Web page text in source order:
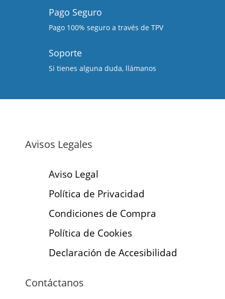
Pago Seguro
Pago 100% seguro a través de TPV
Soporte
Si tienes alguna duda, llámanos
Avisos Legales
Aviso Legal
Política de Privacidad
Condiciones de Compra
Política de Cookies
Declaración de Accesibilidad
Contáctanos